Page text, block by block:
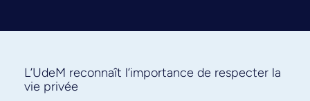
L’UdeM reconnaît l’importance de respecter la
vie privée